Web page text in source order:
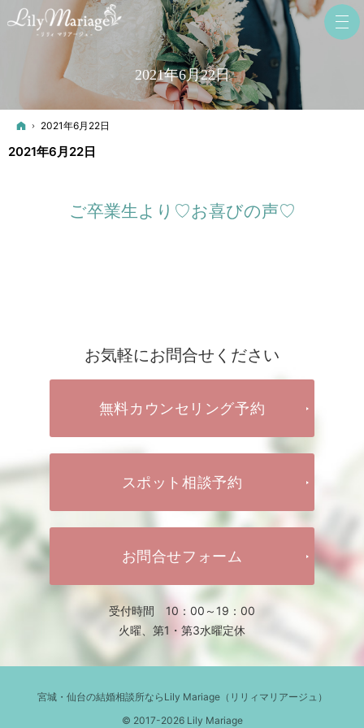
2021年6月22日
ホーム
2021年6月22日
2021年6月22日
ご卒業生より♡お喜びの声♡
お気軽にお問合せください
無料カウンセリング予約
スポット相談予約
お問合せフォーム
受付時間 10：00～19：00
火曜、第1・第3水曜定休
© 2017-2026 Lily Mariage
宮城・仙台の結婚相談所ならLily Mariage（リリィマリアージュ）